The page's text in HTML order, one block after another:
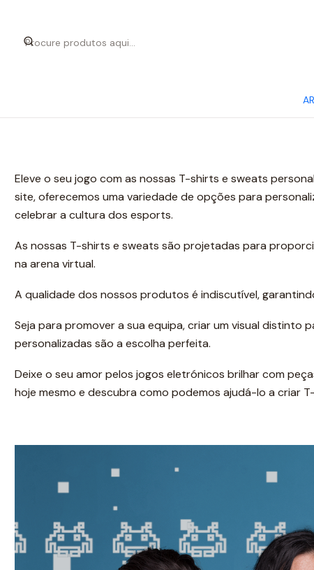
Eleve o seu jogo com as nossas T-shirts e sweats
site, oferecemos uma variedade de opções para
celebrar a cultura dos esports.
As nossas T-shirts e sweats são projetadas para
na arena virtual.
A qualidade dos nossos produtos é indiscutível,
Seja para promover a sua equipa, criar um visual distinto
personalizadas são a escolha perfeita.
Deixe o seu amor pelos jogos eletrónicos brilhar com
hoje mesmo e descubra como podemos ajudá-lo a criar